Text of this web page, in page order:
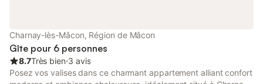
Charnay-lès-Mâcon, Région de Mâcon
Gîte pour 6 personnes
8.7Très bien⋅3 avis
Posez vos valises dans ce charmant appartement alliant confort